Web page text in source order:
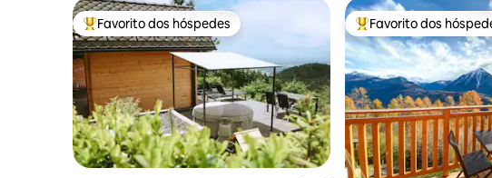
Favoritos dos hóspedes mais apreciados
Favorito dos hóspedes Favoritos dos
Favorito dos